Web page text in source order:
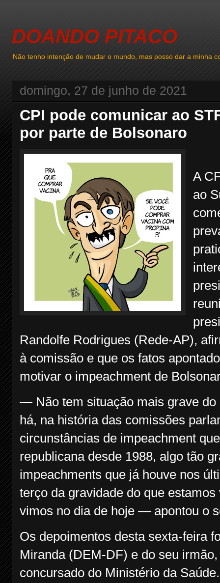
DOANDO PITACO
Não tenho intenção de mudar o mundo, mas posso dar a minha
domingo, 27 de junho de 2021
CPI pode comunicar ao
por parte de Bolsonaro
A
ao
Randolfe Rodrigues (Rede-AP),
à comissão e que os fatos
motivar o impeachment de
— Não tem situação mais grave do
há, na história das comissões
circunstâncias de impeachment
republicana desde 1988, algo tão
impeachments que já houve nos
terço da gravidade do que
vimos no dia de hoje — apontou o
Os depoimentos desta sexta-feira
Miranda (DEM-DF) e do seu
concursado do Ministério da